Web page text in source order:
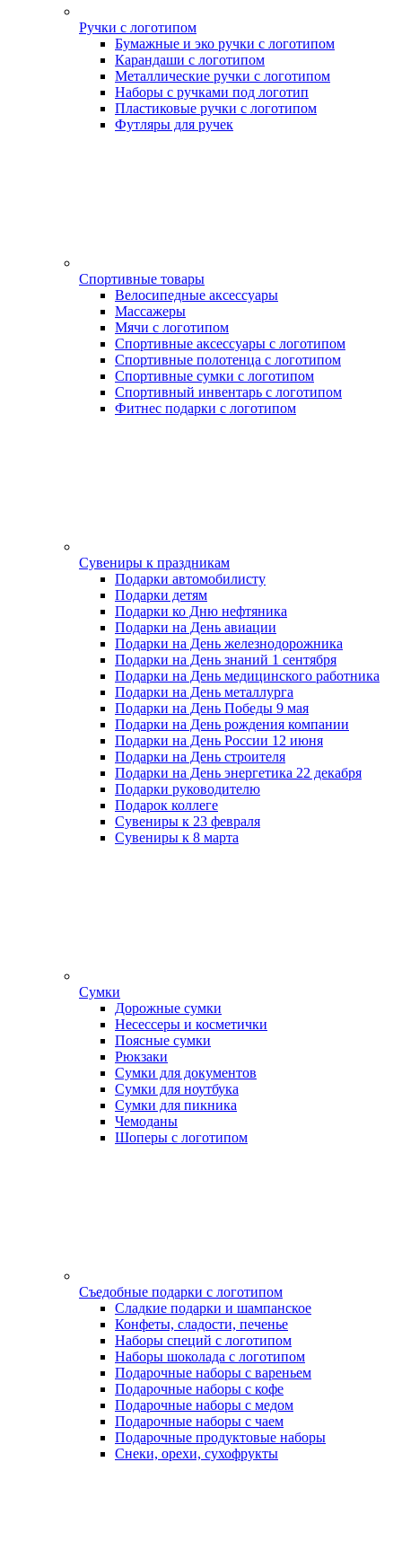
Ручки с логотипом
Бумажные и эко ручки с логотипом
Карандаши с логотипом
Металлические ручки с логотипом
Наборы с ручками под логотип
Пластиковые ручки с логотипом
Футляры для ручек
Спортивные товары
Велосипедные аксессуары
Массажеры
Мячи с логотипом
Спортивные аксессуары с логотипом
Спортивные полотенца с логотипом
Спортивные сумки с логотипом
Спортивный инвентарь с логотипом
Фитнес подарки с логотипом
Сувениры к праздникам
Подарки автомобилисту
Подарки детям
Подарки ко Дню нефтяника
Подарки на День авиации
Подарки на День железнодорожника
Подарки на День знаний 1 сентября
Подарки на День медицинского работника
Подарки на День металлурга
Подарки на День Победы 9 мая
Подарки на День рождения компании
Подарки на День России 12 июня
Подарки на День строителя
Подарки на День энергетика 22 декабря
Подарки руководителю
Подарок коллеге
Сувениры к 23 февраля
Сувениры к 8 марта
Сумки
Дорожные сумки
Несессеры и косметички
Поясные сумки
Рюкзаки
Сумки для документов
Сумки для ноутбука
Сумки для пикника
Чемоданы
Шоперы с логотипом
Съедобные подарки с логотипом
Сладкие подарки и шампанское
Конфеты, сладости, печенье
Наборы специй с логотипом
Наборы шоколада с логотипом
Подарочные наборы с вареньем
Подарочные наборы с кофе
Подарочные наборы с медом
Подарочные наборы с чаем
Подарочные продуктовые наборы
Снеки, орехи, сухофрукты